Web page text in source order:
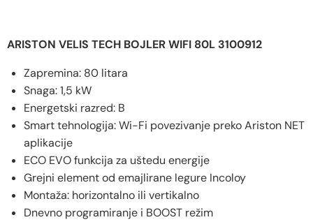
ARISTON VELIS TECH BOJLER WIFI 80L 3100912
Zapremina: 80 litara
Snaga: 1,5 kW
Energetski razred: B
Smart tehnologija: Wi-Fi povezivanje preko Ariston NET
aplikacije
ECO EVO funkcija za uštedu energije
Grejni element od emajlirane legure Incoloy
Montaža: horizontalno ili vertikalno
Dnevno programiranje i BOOST režim